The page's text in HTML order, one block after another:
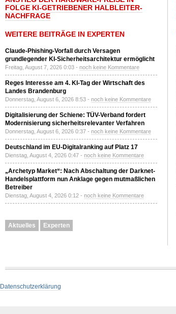
FOLGE KI-GETRIEBENER HALBLEITER-
NACHFRAGE
WEITERE BEITRÄGE IN EXPERTEN
Claude-Phishing-Vorfall durch Versagen
grundlegender KI-Sicherheitsarchitektur ermöglicht
Freitag, August 7, 2026 0:03 - noch keine Kommentare
Reges Interesse am 4. KI-Tag der Wirtschaft des
Landes Brandenburg
Donnerstag, August 6, 2026 8:53 - noch keine Kommentare
Digitalisierung der Schiene: TÜV-Verband fordert
Modernisierung sicherheitsrelevanter Verfahren
Donnerstag, August 6, 2026 0:37 - noch keine Kommentare
Deutschland im EU-Digitalranking auf Platz 17
Dienstag, August 4, 2026 0:47 - noch keine Kommentare
„Archetyp Market“: Nach Abschaltung der Darknet-
Handelsplattform nun Anklage gegen mutmaßlichen
Betreiber
Dienstag, August 4, 2026 0:12 - noch keine Kommentare
Aktuelles Experten
Datenschutzerklärung